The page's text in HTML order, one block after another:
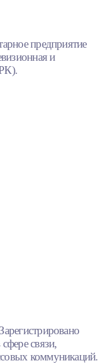
предприятие
и
связи,
коммуникаций.